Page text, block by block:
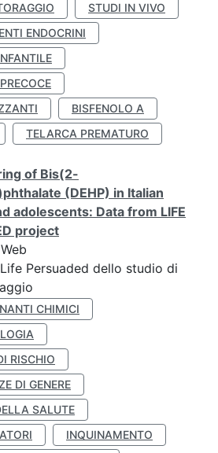
STUDI IN VIVO
ENDOCRINI
BISFENOLO A
TELARCA PREMATURO
of Bis(2-
(DEHP) in Italian
adolescents: Data from LIFE
project
Persuaded dello studio di
CHIMICI
RISCHIO
DI GENERE
SALUTE
INQUINAMENTO